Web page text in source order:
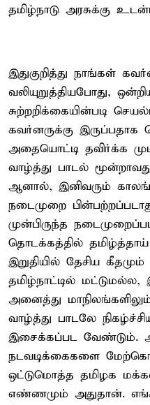
தமிழ்நாடு அரசுக்கு
இதுகுறித்து நாங்கள்
வலியுறுத்தியபோது,
சுற்றறிக்கையின்படி
கவர்னருக்கு இருப்பதாக
அதையொட்டி தவிர்க்க
வாழ்த்து பாடல்
ஆனால், இனிவரும்
நடைமுறை
முன்பிருந்த
தொடக்கத்தில் தமிழ்த்தாய்
இறுதியில் தேசிய
தமிழ்நாட்டில்
அனைத்து
வாழ்த்து பாடலே
இசைக்கப்பட வேண்டும்.
நடவடிக்கைகளை
ஒட்டுமொத்த தமிழக
எண்ணமும் அதுதான்.